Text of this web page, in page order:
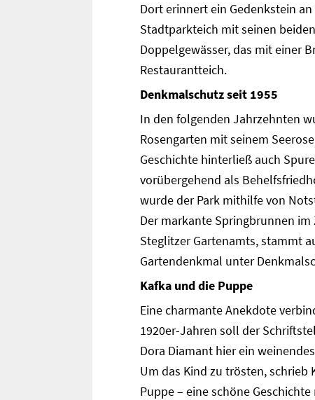
Dort erinnert ein Gedenkstein
Stadtparkteich mit seinen
Doppelgewässer, das mit einer
Restaurantteich.
Denkmalschutz seit 1955
In den folgenden Jahrzehnten
Rosengarten mit seinem
Geschichte hinterließ auch
vorübergehend als
wurde der Park mithilfe von
Der markante Springbrunnen
Steglitzer Gartenamts, stammt
Gartendenkmal unter
Kafka und die Puppe
Eine charmante Anekdote
1920er-Jahren soll der
Dora Diamant hier ein
Um das Kind zu trösten, schrieb
Puppe – eine schöne